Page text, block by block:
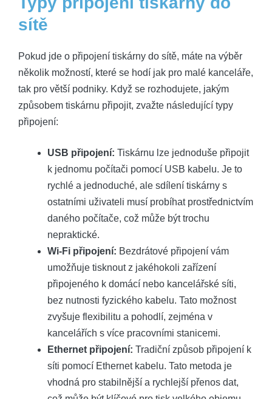
sítě
Pokud jde o připojení tiskárny do sítě, máte na výběr
několik možností, které se hodí jak pro malé kanceláře,
tak pro větší podniky. Když se rozhodujete, jakým
způsobem tiskárnu připojit, zvažte následující typy
připojení:
USB připojení: Tiskárnu lze jednoduše připojit
k jednomu počítači pomocí USB kabelu. Je to
rychlé a jednoduché, ale sdílení tiskárny s
ostatními uživateli musí probíhat prostřednictvím
daného počítače, což může být trochu
nepraktické.
Wi-Fi připojení: Bezdrátové připojení vám
umožňuje tisknout z jakéhokoli zařízení
připojeného k domácí nebo kancelářské síti,
bez nutnosti fyzického kabelu. Tato možnost
zvyšuje flexibilitu a pohodlí, zejména v
kancelářích s více pracovními stanicemi.
Ethernet připojení: Tradiční způsob připojení k
síti pomocí Ethernet kabelu. Tato metoda je
vhodná pro stabilnější a rychlejší přenos dat,